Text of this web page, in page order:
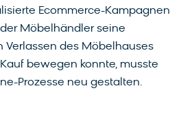
Ecommerce-Kampagnen
Möbelhändler seine
Verlassen des Möbelhauses
bewegen konnte, musste
Prozesse neu gestalten.